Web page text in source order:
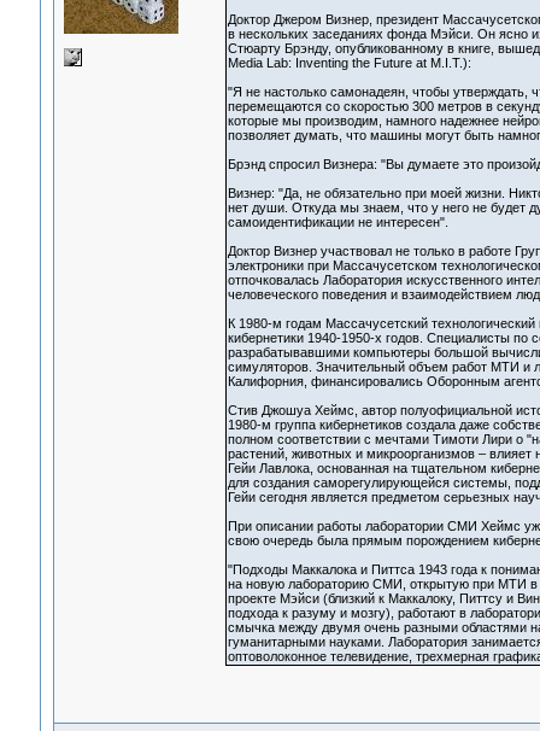
Доктор Джером Визнер, президент
в нескольких заседаниях фонда Мэйси. Он ясно
Стюарту Брэнду, опубликованному в книге,
Media Lab: Inventing the Future at M.I.T.):
"Я не настолько самонадеян, чтобы
перемещаются со скоростью 300 метров в
которые мы производим, намного надежнее
позволяет думать, что машины могут быть
Брэнд спросил Визнера: "Вы думаете это
Визнер: "Да, не обязательно при моей жизни.
нет души. Откуда мы знаем, что у него не будет
самоидентификации не интересен".
Доктор Визнер участвовал не только в работе
электроники при Массачусетском
отпочковалась Лаборатория искусственного
человеческого поведения и взаимодействием
К 1980-м годам Массачусетский
кибернетики 1940-1950-х годов. Специалисты по
разрабатывавшими компьютеры большой
симуляторов. Значительный объем работ МТИ и
Калифорния, финансировались Оборонным
Стив Джошуа Хеймс, автор полуофициальной
1980-м группа кибернетиков создала даже
полном соответствии с мечтами Тимоти Лири о
растений, животных и микроорганизмов –
Гейи Лавлока, основанная на тщательном
для создания саморегулирующейся системы,
Гейи сегодня является предметом серьезных
При описании работы лаборатории СМИ Хеймс
свою очередь была прямым порождением
"Подходы Маккалока и Питтса 1943 года к
на новую лабораторию СМИ, открытую при МТИ в
проекте Мэйси (близкий к Маккалоку, Питтсу и
подхода к разуму и мозгу), работают в
смычка между двумя очень разными областями
гуманитарными науками. Лаборатория
оптоволоконное телевидение, трехмерная